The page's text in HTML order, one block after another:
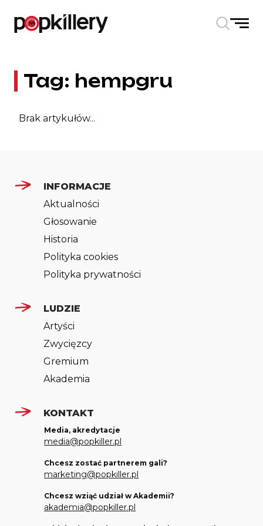
Tag: hempgru
Brak artykułów...
INFORMACJE
Aktualności
Głosowanie
Historia
Polityka cookies
Polityka prywatności
LUDZIE
Artyści
Zwycięzcy
Gremium
Akademia
KONTAKT
Media, akredytacje
media@popkiller.pl
Chcesz zostać partnerem gali?
marketing@popkiller.pl
Chcesz wziąć udział w Akademii?
akademia@popkiller.pl